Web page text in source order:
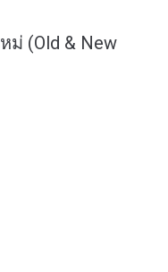
(Old & New